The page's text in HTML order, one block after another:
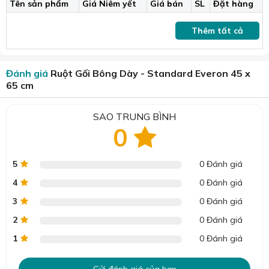
Gối Everon chưa sử dụng được hút chân không sạch sẽ và nhỏ gọn.
Thương hiệu chăn ga gối đệm EVERON ra đời vào năm
1999 bởi công ty TNHH Viko Moolsan - một công ty Hàn
Quốc chuyên sản xuất và kinh doanh bông tắm đóng tại
Tên sản phẩm Giá Niêm yết Giá bán SL Đặt hàng
Thêm tất cả
Đánh giá Ruột Gối Bông Dày - Standard Everon 45 x
65 cm
SAO TRUNG BÌNH
0
5
0 Đánh giá
4
0 Đánh giá
3
0 Đánh giá
2
0 Đánh giá
1
0 Đánh giá